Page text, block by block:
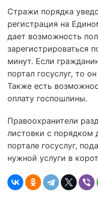
Стражи порядка
регистрация на
дает возможность
зарегистрироваться
минут. Если
портал госуслуг, то
Также есть
оплату госпошлины.
Правоохранители
листовки с порядком
портале госуслуг,
нужной услуги в